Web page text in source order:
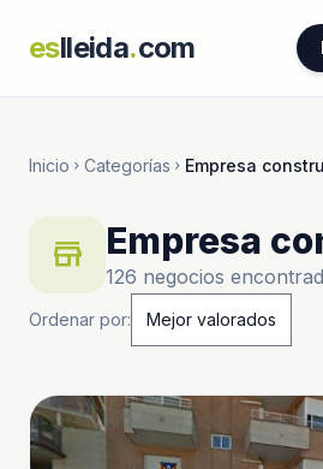
eslleida.com
Inicio chevron_right Categorías chevron_right Empresa
store Empresa
126 negocios
Ordenar por: